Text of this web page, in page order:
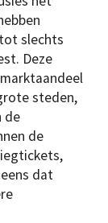
slechts
Deze
steden,
de
de
dat